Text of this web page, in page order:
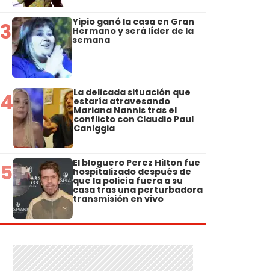
3 Yipio ganó la casa en Gran
Hermano y será líder de la
semana
4 La delicada situación que
estaría atravesando
Mariana Nannis tras el
conflicto con Claudio Paul
Caniggia
5 El bloguero Perez Hilton fue
hospitalizado después de
que la policía fuera a su
casa tras una perturbadora
transmisión en vivo